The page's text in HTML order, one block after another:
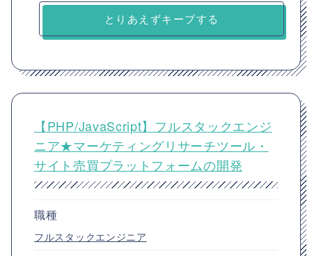
とりあえずキープする
【PHP/JavaScript】フルスタックエンジ
ニア★マーケティングリサーチツール・
サイト売買プラットフォームの開発
職種
フルスタックエンジニア